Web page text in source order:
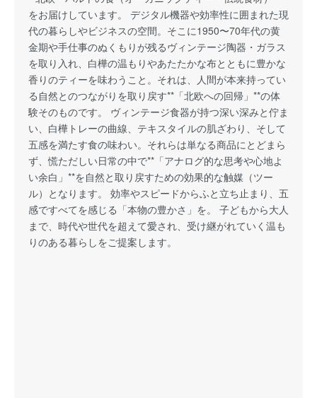
をお届けしています。 デジタル機器や効率性に囲まれた現
代の暮らしやビジネスの空間。そこに1950〜70年代の黄
金期や手仕事のぬくもりが残るヴィンテージ陶器・ガラス
を取り入れ、白樺の温もりやあたたかな布とともに豊かな
香りのティーを味わうこと。それは、人間が本来持ってい
る自然とのつながりを取り戻す**「北欧への回帰」**の体
験そのものです。 ヴィンテージ食器が持つ深い深みと佇ま
い、白樺トレーの曲線、テキスタイルの肌ざわり、そして
五感を満たす食の味わい。それらは単なる商品にとどまら
ず、慌ただしい日常の中で**「アナログ的な思考や心地よ
い余白」**を自然と取り戻すための効果的な触媒（ツー
ル）となります。 効率やスピードからふと立ち止まり、五
感ですべてを感じる「本物の豊かさ」を。 子どもから大人
まで、時代や世代を超えて愛され、受け継がれていく温も
りのある暮らしをご提案します。